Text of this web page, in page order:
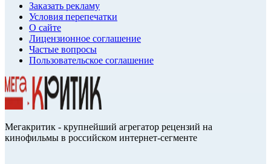
Заказать рекламу
Условия перепечатки
О сайте
Лицензионное соглашение
Частые вопросы
Пользовательское соглашение
Мегакритик - крупнейший агрегатор рецензий на
кинофильмы в российском интернет-сегменте